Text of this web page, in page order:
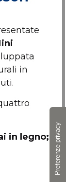
in
in legno;